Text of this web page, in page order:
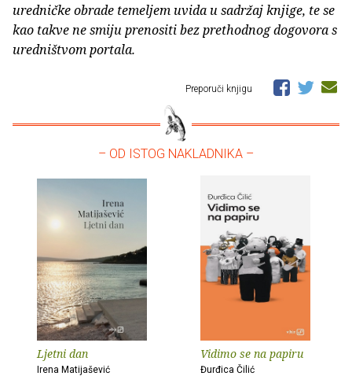
uredničke obrade temeljem uvida u sadržaj knjige, te se
kao takve ne smiju prenositi bez prethodnog dogovora s
uredništvom portala.
Preporuči knjigu
– OD ISTOG NAKLADNIKA –
Ljetni dan
Irena Matijašević
Vidimo se na papiru
Đurđica Čilić